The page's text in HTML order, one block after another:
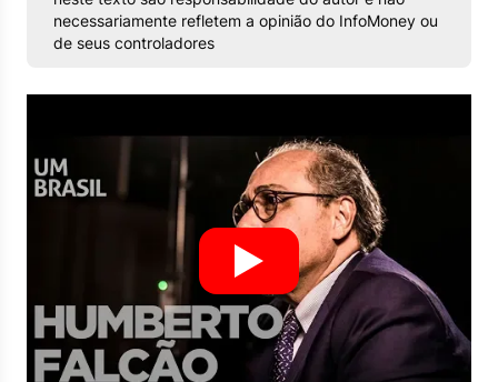
necessariamente refletem a opinião do InfoMoney ou
de seus controladores